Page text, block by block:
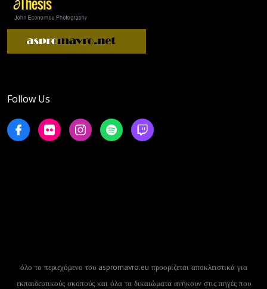
Follow Us
όλο το περιεχόμενο του aspromavro.eu προορίζεται αποκλειστικά για
εκπαιδευτικούς σκοπούς και όλα τα δικαιώματα ανήκουν στις πηγές που